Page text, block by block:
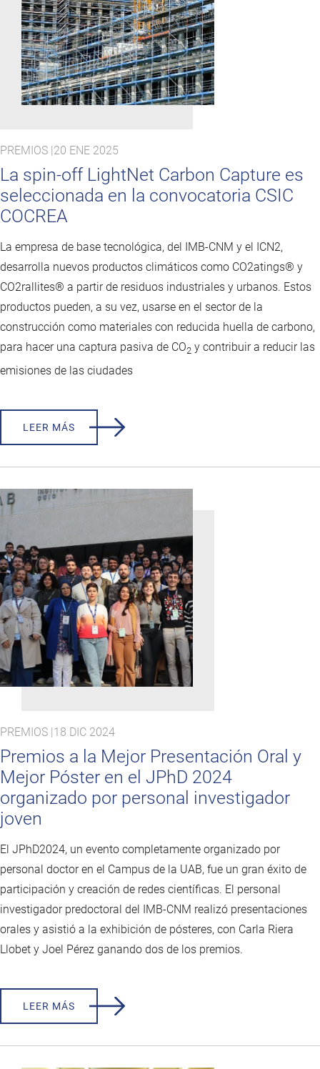
PREMIOS | 20 ENE 2025
La spin-off LightNet Carbon Capture es
seleccionada en la convocatoria CSIC
COCREA
La empresa de base tecnológica, del IMB-CNM y el ICN2,
desarrolla nuevos productos climáticos como CO2atings® y
CO2rallites® a partir de residuos industriales y urbanos. Estos
productos pueden, a su vez, usarse en el sector de la
construcción como materiales con reducida huella de carbono,
para hacer una captura pasiva de CO2 y contribuir a reducir las
emisiones de las ciudades
LEER MÁS
PREMIOS | 18 DIC 2024
Premios a la Mejor Presentación Oral y
Mejor Póster en el JPhD 2024
organizado por personal investigador
joven
El JPhD2024, un evento completamente organizado por
personal doctor en el Campus de la UAB, fue un gran éxito de
participación y creación de redes científicas. El personal
investigador predoctoral del IMB-CNM realizó presentaciones
orales y asistió a la exhibición de pósteres, con Carla Riera
Llobet y Joel Pérez ganando dos de los premios.
LEER MÁS